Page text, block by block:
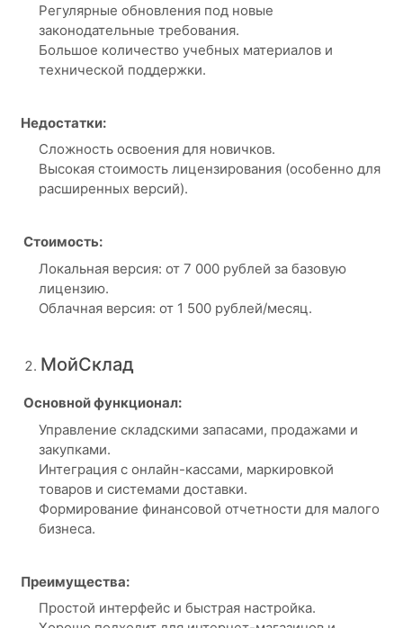
Регулярные обновления под новые
законодательные требования.
Большое количество учебных материалов и
технической поддержки.
Недостатки:
Сложность освоения для новичков.
Высокая стоимость лицензирования (особенно для
расширенных версий).
Стоимость:
Локальная версия: от 7 000 рублей за базовую
лицензию.
Облачная версия: от 1 500 рублей/месяц.
МойСклад
Основной функционал:
Управление складскими запасами, продажами и
закупками.
Интеграция с онлайн-кассами, маркировкой
товаров и системами доставки.
Формирование финансовой отчетности для малого
бизнеса.
Преимущества:
Простой интерфейс и быстрая настройка.